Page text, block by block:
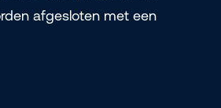
afgesloten met een